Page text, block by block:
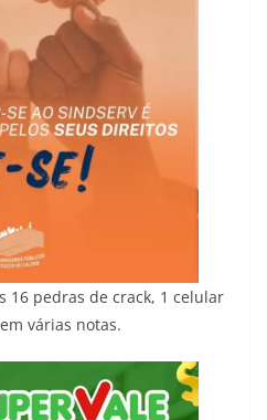
16 pedras de crack, 1 celular
várias notas.